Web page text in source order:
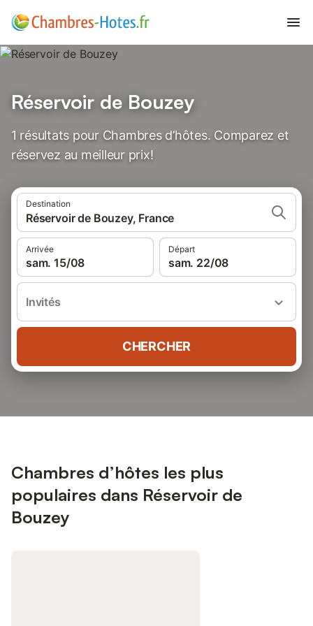
Réservoir de Bouzey
1 résultats pour Chambres d’hôtes. Comparez et
réservez au meilleur prix!
Destination
Réservoir de Bouzey, France
Arrivée
sam. 15/08
Départ
sam. 22/08
Invités
CHERCHER
Chambres d’hôtes les plus
populaires dans Réservoir de
Bouzey